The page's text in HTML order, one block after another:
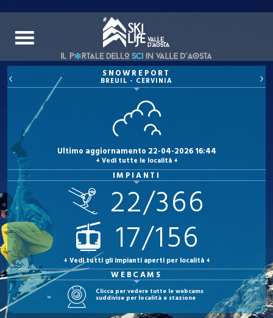
SNOWREPORT
BREUIL - CERVINIA
Ultimo aggiornamento 22-04-2026 16:44
+ Vedi tutte le località +
IMPIANTI
22/366
17/156
+ Vedi tutti gli impianti aperti per località +
WEBCAMS
Clicca per vedere tutte le webcams
suddivise per località e stazione